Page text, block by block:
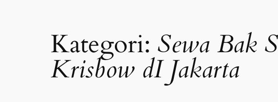
Kategori: Sewa Bak
Krisbow dI Jakarta